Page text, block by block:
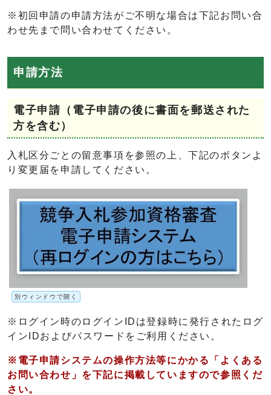
※初回申請の申請方法がご不明な場合は下記お問い合
わせ先まで問い合わせてください。
申請方法
電子申請（電子申請の後に書面を郵送された
方を含む）
入札区分ごとの留意事項を参照の上、下記のボタンよ
り変更届を申請してください。
別ウィンドウで開く
※ログイン時のログインIDは登録時に発行されたログ
インIDおよびパスワードをご利用ください。
※電子申請システムの操作方法等にかかる「よくある
お問い合わせ」を下記に掲載していますので参照くだ
さい。